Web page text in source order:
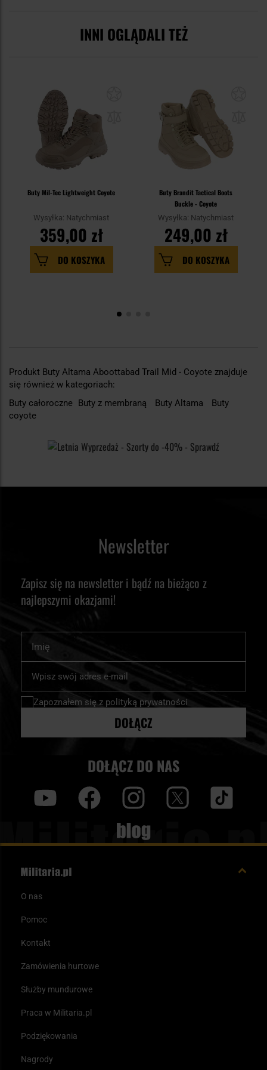
INNI OGLĄDALI TEŻ
Buty Mil-Tec Lightweight Coyote
Wysyłka: Natychmiast
359,00 zł
DO KOSZYKA
Buty Brandit Tactical Boots
Buckle - Coyote
Wysyłka: Natychmiast
249,00 zł
DO KOSZYKA
Produkt Buty Altama Aboottabad Trail Mid - Coyote znajduje
się również w kategoriach:
Buty całoroczne Buty z membraną Buty Altama
Buty
coyote
Newsletter
Zapisz się na newsletter i bądź na bieżąco z
najlepszymi okazjami!
nasz
newsletter:
Zapoznałem się z polityką prywatności
DOŁĄCZ
DOŁĄCZ DO NAS
Blog
O nas
Pomoc
Kontakt
Zamówienia hurtowe
Służby mundurowe
Praca w Militaria.pl
Podziękowania
Nagrody